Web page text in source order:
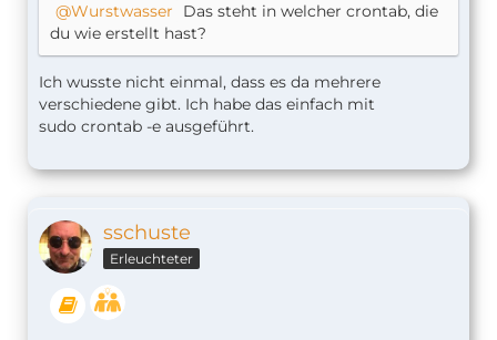
Wurstwasser
Das steht in welcher crontab, die
du wie erstellt hast?
Ich wusste nicht einmal, dass es da mehrere
verschiedene gibt. Ich habe das einfach mit
sudo crontab -e ausgeführt.
sschuste
Erleuchteter